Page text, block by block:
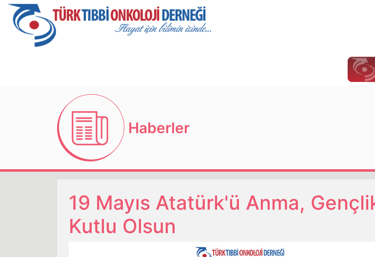
Haberler
19 Mayıs Atatürk'ü Anma,
Kutlu Olsun